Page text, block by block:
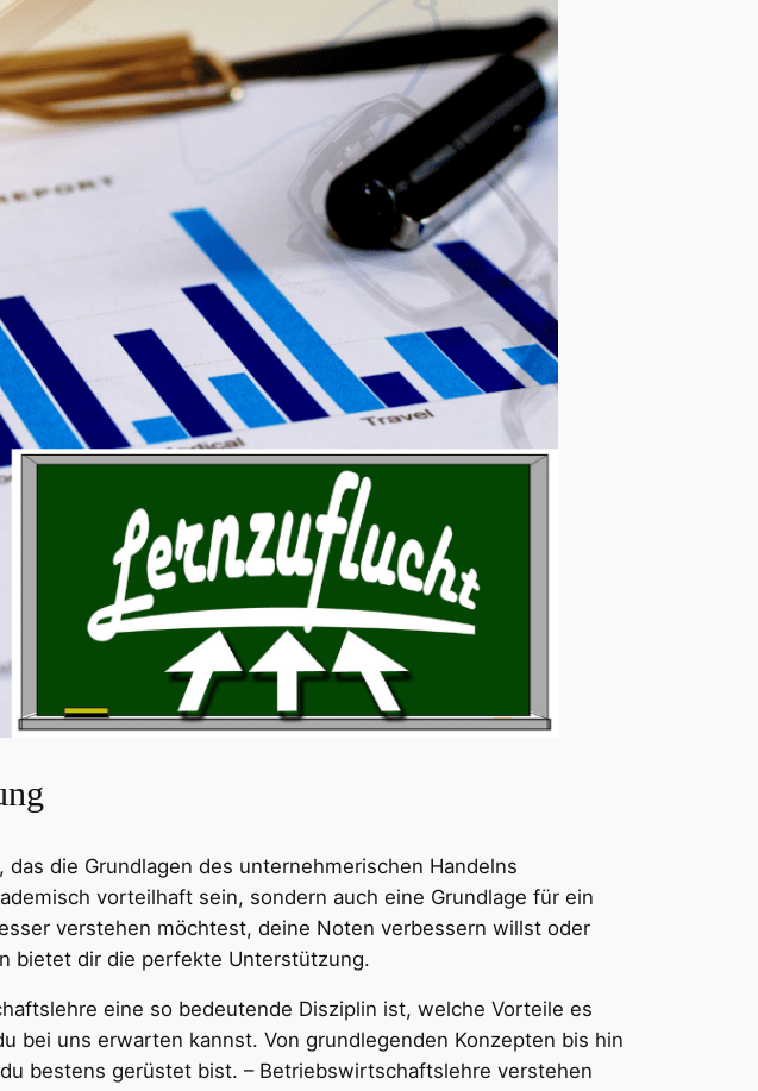
die Grundlagen des unternehmerischen Handelns
vorteilhaft sein, sondern auch eine Grundlage für ein
verstehen möchtest, deine Noten verbessern willst oder
bietet dir die perfekte Unterstützung.
eine so bedeutende Disziplin ist, welche Vorteile es
bei uns erwarten kannst. Von grundlegenden Konzepten bis hin
bestens gerüstet bist. – Betriebswirtschaftslehre verstehen